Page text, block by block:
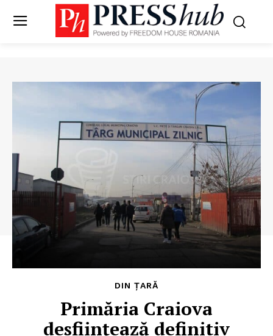
DIN ȚARĂ
Primăria Craiova
desființează definitiv